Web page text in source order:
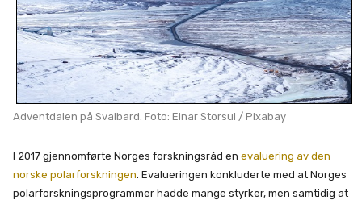
Adventdalen på Svalbard. Foto: Einar Storsul / Pixabay
I 2017 gjennomførte Norges forskningsråd en evaluering av den
norske polarforskningen . Evalueringen konkluderte med at Norges
polarforskningsprogrammer hadde mange styrker, men samtidig at